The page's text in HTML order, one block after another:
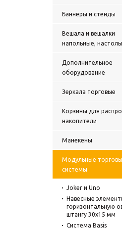
Баннеры и стенды
Вешала и вешалки
напольные,
Дополнительное
оборудование
Зеркала торговые
Корзины для
накопители
Манекены
Модульные
системы
Joker и Uno
Навесные
горизонтальную
штангу 30х15 мм
Система Basis